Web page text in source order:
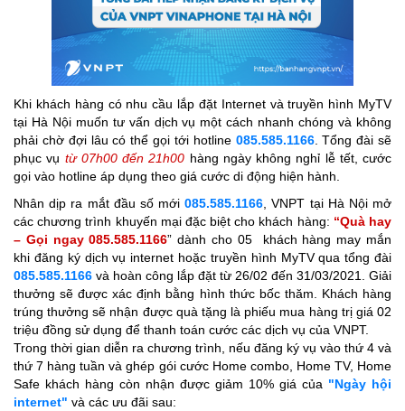
Khi khách hàng có nhu cầu lắp đặt Internet và truyền hình MyTV
tại Hà Nội muốn tư vấn dịch vụ một cách nhanh chóng và không
phải chờ đợi lâu có thể gọi tới hotline 085.585.1166. Tổng đài sẽ
phục vụ từ 07h00 đến 21h00 hàng ngày không nghỉ lễ tết, cước
gọi vào hotline áp dụng theo giá cước di động hiện hành.
Nhân dịp ra mắt đầu số mới085.585.1166 , VNPT tại Hà Nội mở
các chương trình khuyến mại đặc biệt cho khách hàng: “Quà hay
– Gọi ngay085.585.1166” dành cho 05 khách hàng may mắn
khi đăng ký dịch vụ internet hoặc truyền hình MyTV qua tổng đài
085.585.1166 và hoàn công lắp đặt từ 26/02 đến 31/03/2021. Giải
thưởng sẽ được xác định bằng hình thức bốc thăm. Khách hàng
trúng thưởng sẽ nhận được quà tặng là phiếu mua hàng trị giá 02
triệu đồng sử dụng để thanh toán cước các dịch vụ của VNPT.
Trong thời gian diễn ra chương trình, nếu đăng ký vụ vào thứ 4 và
thứ 7 hàng tuần và ghép gói cước Home combo, Home TV, Home
Safe khách hàng còn nhận được giảm 10% giá của "Ngày hội
internet" và các ưu đãi sau: